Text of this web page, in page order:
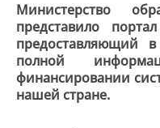
Министерство
представило
предоставляющий
полной
финансировании
нашей стране.